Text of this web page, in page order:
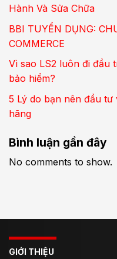
Hành Và Sửa Chữa
BBI TUYỂN DỤNG:
COMMERCE
Vì sao LS2 luôn đi đầu
bảo hiểm?
5 Lý do bạn nên đầu tư
hãng
Bình luận gần đây
No comments to show.
GIỚI THIỆU